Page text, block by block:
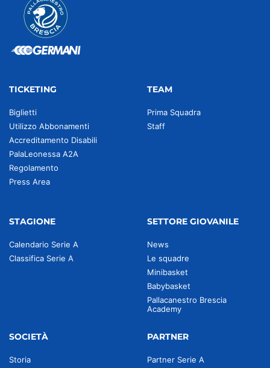
TICKETING
Biglietti
Utilizzo Abbonamenti
Accreditamento Disabili
PalaLeonessa A2A
Regolamento
Press Area
TEAM
Prima Squadra
Staff
STAGIONE
Calendario Serie A
Classifica Serie A
SETTORE GIOVANILE
News
Le squadre
Minibasket
Babybasket
Pallacanestro Brescia
Academy
SOCIETÀ
Storia
PARTNER
Partner Serie A